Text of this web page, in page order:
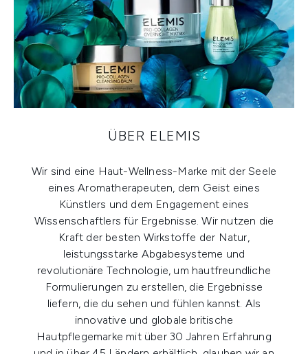
ÜBER ELEMIS
Wir sind eine Haut-Wellness-Marke mit der Seele
eines Aromatherapeuten, dem Geist eines
Künstlers und dem Engagement eines
Wissenschaftlers für Ergebnisse. Wir nutzen die
Kraft der besten Wirkstoffe der Natur,
leistungsstarke Abgabesysteme und
revolutionäre Technologie, um hautfreundliche
Formulierungen zu erstellen, die Ergebnisse
liefern, die du sehen und fühlen kannst. Als
innovative und globale britische
Hautpflegemarke mit über 30 Jahren Erfahrung